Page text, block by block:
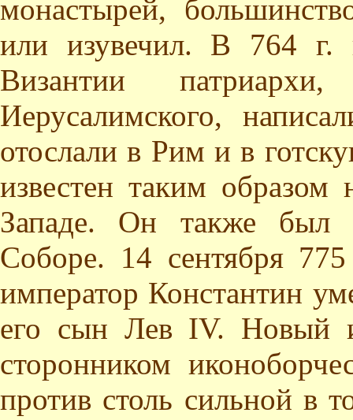
монастырей,
или изувечил. В 764 г.
Византии
Иерусалимского,
отослали в Рим и в
известен таким
Западе. Он также был
Соборе. 14 сентября
император Константин
его сын Лев IV. Новый
сторонником
против столь сильной в